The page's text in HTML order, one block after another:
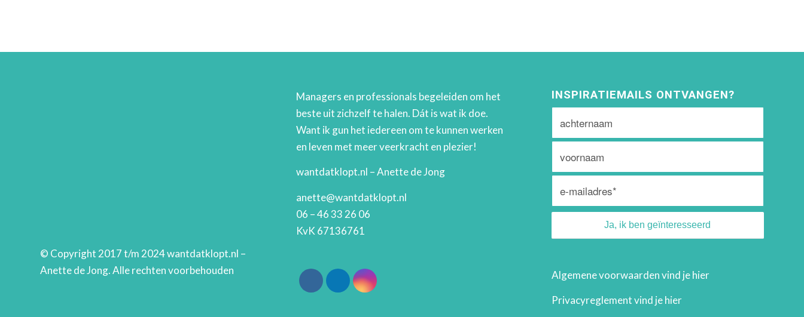
© Copyright 2017 t/m 2024 wantdatklopt.nl –
Anette de Jong. Alle rechten voorbehouden
Managers en professionals begeleiden om het
beste uit zichzelf te halen. Dát is wat ik doe.
Want ik gun het iedereen om te kunnen werken
en leven met meer veerkracht en plezier!
wantdatklopt.nl – Anette de Jong
anette@wantdatklopt.nl
06 – 46 33 26 06
KvK 67136761
INSPIRATIEMAILS ONTVANGEN?
Algemene voorwaarden vind jehier
Privacyreglement vind jehier